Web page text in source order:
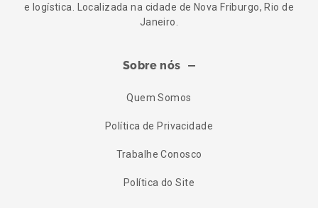
e logística. Localizada na cidade de Nova Friburgo, Rio de
Janeiro.
Sobre nós
Quem Somos
Política de Privacidade
Trabalhe Conosco
Política do Site